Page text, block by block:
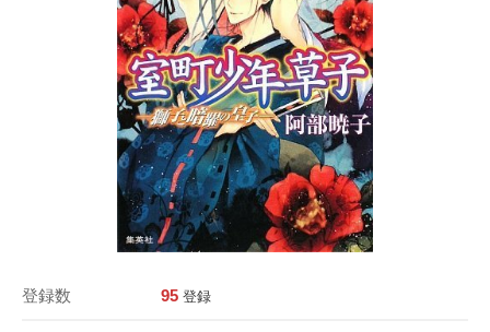
登録数 95 登録